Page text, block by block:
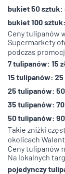
bukiet 50 sztuk:
bukiet 100
Ceny tulipanów
Supermarkety
podczas
7 tulipanów: 15
15 tulipanów: 25
25 tulipanów: 50
35 tulipanów: 70
50 tulipanów: 90
Takie zniżki
okolicach
Ceny tulipanów
Na lokalnych
pojedynczy